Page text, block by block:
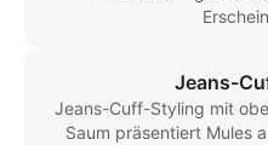
Jeans-
Jeans-Cuff-Styling mit
Saum präsentiert Mules